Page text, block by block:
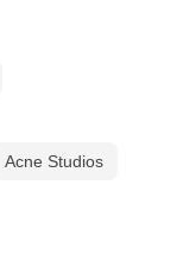
理店と販売店契約
Acne Studios